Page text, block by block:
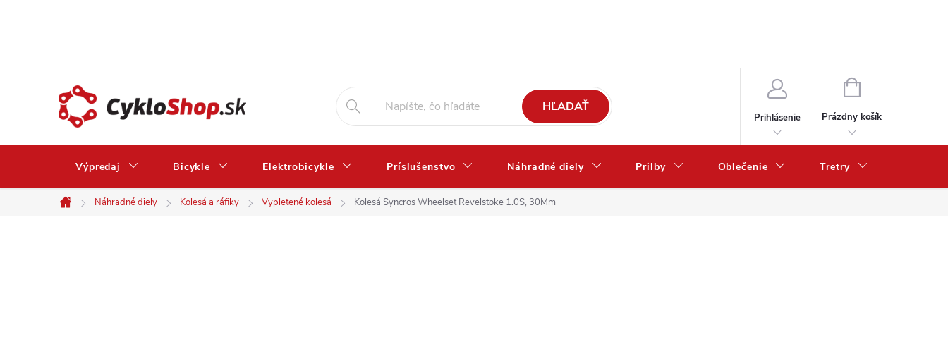
HĽADAŤ
Prihlásenie
NÁKUPNÝ
Prázdny košík
Výpredaj Bicykle Elektrobicykle Príslušenstvo Náhradné diely Prilby Oblečenie Tretry
Domov
Náhradné diely Kolesá a ráfiky Vypletené kolesá Kolesá Syncros Wheelset Revelstoke 1.0S, 30Mm